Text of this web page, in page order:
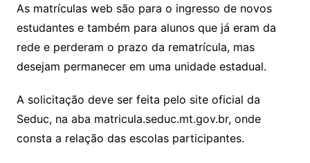
As matrículas web são para o ingresso de novos
estudantes e também para alunos que já eram da
rede e perderam o prazo da rematrícula, mas
desejam permanecer em uma unidade estadual.
A solicitação deve ser feita pelo site oficial da
Seduc, na aba matricula.seduc.mt.gov.br, onde
consta a relação das escolas participantes.